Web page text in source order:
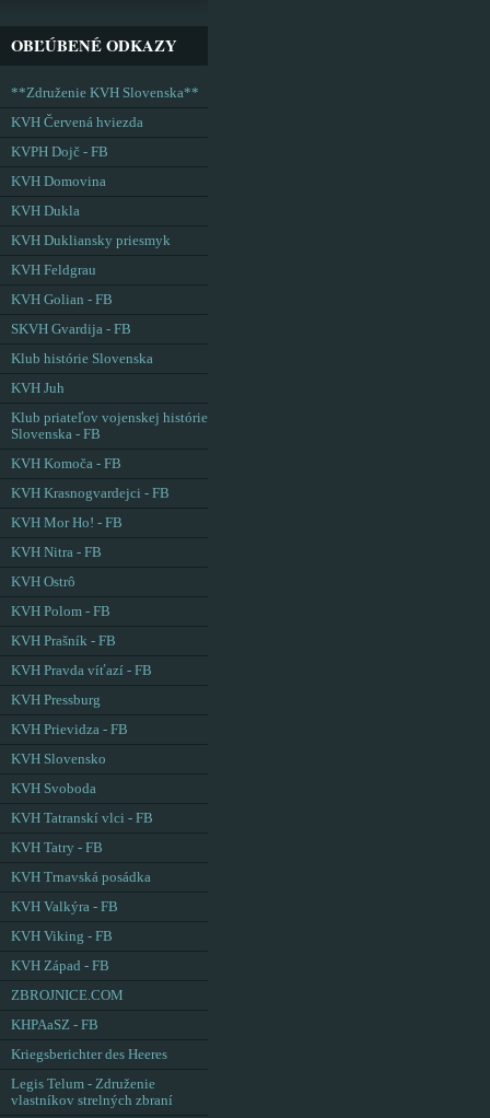
OBĽÚBENÉ ODKAZY
**Združenie KVH Slovenska**
KVH Červená hviezda
KVPH Dojč - FB
KVH Domovina
KVH Dukla
KVH Dukliansky priesmyk
KVH Feldgrau
KVH Golian - FB
SKVH Gvardija - FB
Klub histórie Slovenska
KVH Juh
Klub priateľov vojenskej histórie
Slovenska - FB
KVH Komoča - FB
KVH Krasnogvardejci - FB
KVH Mor Ho! - FB
KVH Nitra - FB
KVH Ostrô
KVH Polom - FB
KVH Prašník - FB
KVH Pravda víťazí - FB
KVH Pressburg
KVH Prievidza - FB
KVH Slovensko
KVH Svoboda
KVH Tatranskí vlci - FB
KVH Tatry - FB
KVH Trnavská posádka
KVH Valkýra - FB
KVH Viking - FB
KVH Západ - FB
ZBROJNICE.COM
KHPAaSZ - FB
Kriegsberichter des Heeres
Legis Telum - Združenie
vlastníkov strelných zbraní